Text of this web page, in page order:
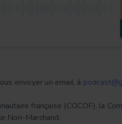
envoyer un email, à
française (COCOF), la
Non-Marchand.